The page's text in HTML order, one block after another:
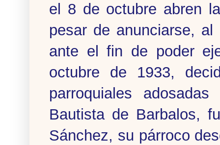
el 8 de octubre abren
pesar de anunciarse,
ante el fin de poder
octubre de 1933,
parroquiales
Bautista de Barbalos,
Sánchez, su párroco